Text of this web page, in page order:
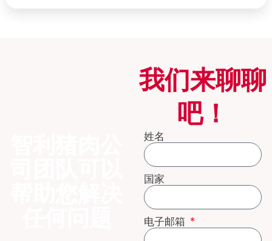
我们来聊聊
吧！
姓名
国家
电子邮箱